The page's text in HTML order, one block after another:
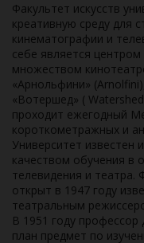
Факультет искусств
креативную среду для
кинематографии и
себе является
множеством
«Арнольфини»
«Вотершед» (
проходит ежегодный
короткометражных и
Университет известен
качеством обучения в
телевидения и театра.
открыт в 1947 году
театральным
В 1951 году
план предмет по